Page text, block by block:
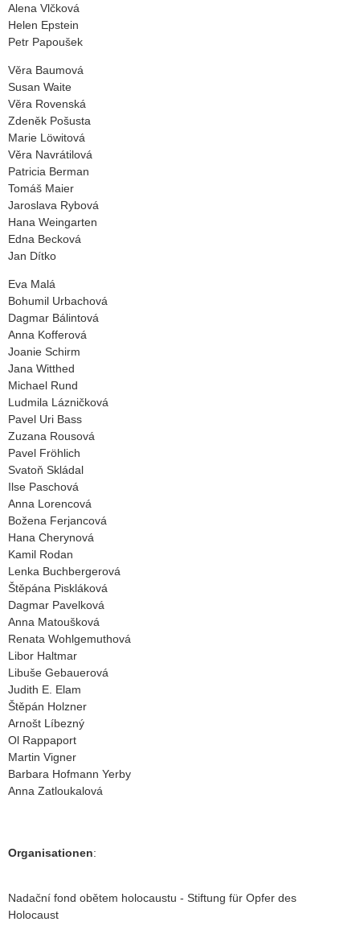
Alena Vlčková
Helen Epstein
Petr Papoušek
Věra Baumová
Susan Waite
Věra Rovenská
Zdeněk Pošusta
Marie Löwitová
Věra Navrátilová
Patricia Berman
Tomáš Maier
Jaroslava Rybová
Hana Weingarten
Edna Becková
Jan Dítko
Eva Malá
Bohumil Urbachová
Dagmar Bálintová
Anna Kofferová
Joanie Schirm
Jana Witthed
Michael Rund
Ludmila Lázničková
Pavel Uri Bass
Zuzana Rousová
Pavel Fröhlich
Svatoň Skládal
Ilse Paschová
Anna Lorencová
Božena Ferjancová
Hana Cherynová
Kamil Rodan
Lenka Buchbergerová
Štěpána Piskláková
Dagmar Pavelková
Anna Matoušková
Renata Wohlgemuthová
Libor Haltmar
Libuše Gebauerová
Judith E. Elam
Štěpán Holzner
Arnošt Líbezný
Ol Rappaport
Martin Vigner
Barbara Hofmann Yerby
Anna Zatloukalová
Organisationen:
Nadační fond obětem holocaustu - Stiftung für Opfer des
Holocaust